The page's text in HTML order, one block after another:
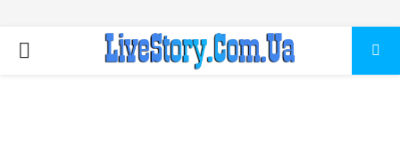
ПЕРВИЧНОЕ